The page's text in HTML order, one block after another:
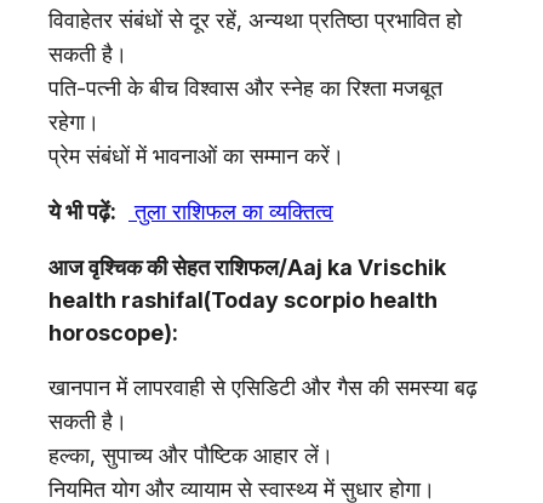
विवाहेतर संबंधों से दूर रहें, अन्यथा प्रतिष्ठा प्रभावित हो
सकती है।
पति-पत्नी के बीच विश्वास और स्नेह का रिश्ता मजबूत
रहेगा।
प्रेम संबंधों में भावनाओं का सम्मान करें।
ये भी पढ़ें: तुला राशिफल काव्यक्तित्व
आज वृश्चिक की सेहत राशिफल/Aaj ka Vrischik
health rashifal(Today scorpio health
horoscope):
खानपान में लापरवाही से एसिडिटी और गैस की समस्या बढ़
सकती है।
हल्का, सुपाच्य और पौष्टिक आहार लें।
नियमित योग और व्यायाम से स्वास्थ्य में सुधार होगा।